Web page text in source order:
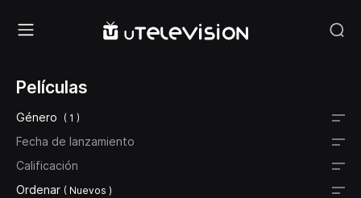
Películas
Género ( 1 )
Fecha de lanzamiento
Calificación
Ordenar ( Nuevos )